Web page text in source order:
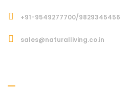
+91-9549277700/9829345456
sales@naturalliving.co.in